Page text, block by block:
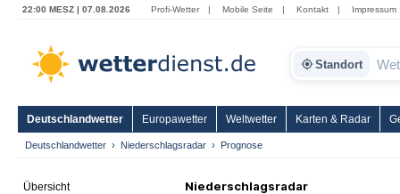
22:00 MESZ | 07.08.2026 Profi-Wetter | Mobile Seite | Kontakt | Impressum
Standort
Deutschlandwetter Europawetter Weltwetter Karten & Radar
Deutschlandwetter Niederschlagsradar Prognose
Übersicht Niederschlagsradar